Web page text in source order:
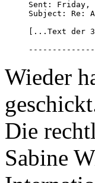
Sent: Friday,
Subject: Re:
[...Text der
Wieder
Die
Sabine